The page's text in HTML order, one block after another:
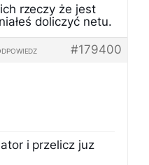
rzeczy że jest
doliczyć netu.
#179400
i przelicz juz